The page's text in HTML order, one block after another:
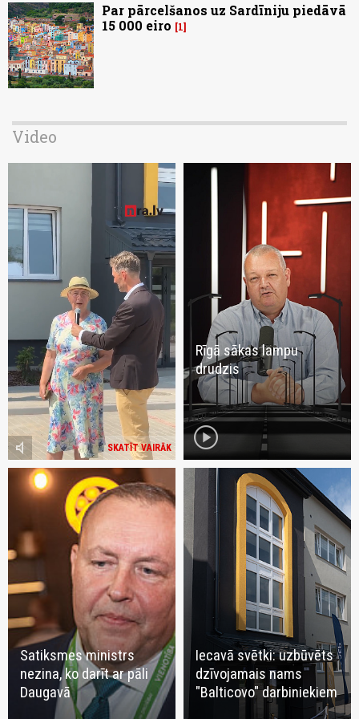
Par pārcelšanos uz Sardīniju piedāvā
15 000 eiro
1
Video
SKATĪT VAIRĀK
volume_mute
Rīgā sākas lampu
drudzis
play_circle
Satiksmes ministrs
nezina, ko darīt ar pāli
Daugavā
Iecavā svētki: uzbūvēts
dzīvojamais nams
"Balticovo" darbiniekiem